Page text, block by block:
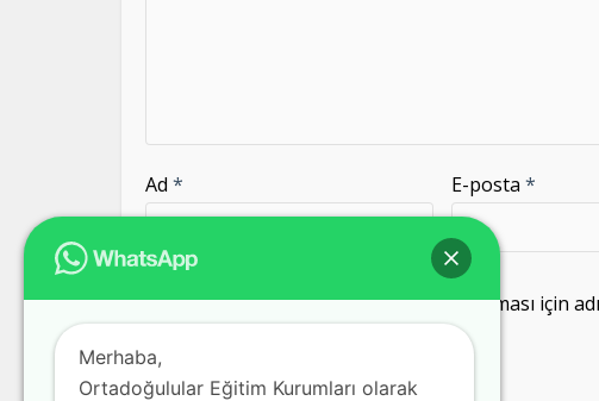
Ad * E-posta *
Daha sonraki yorumlarımda kullanılması için
Merhaba,
Ortadoğulular Eğitim Kurumları olarak